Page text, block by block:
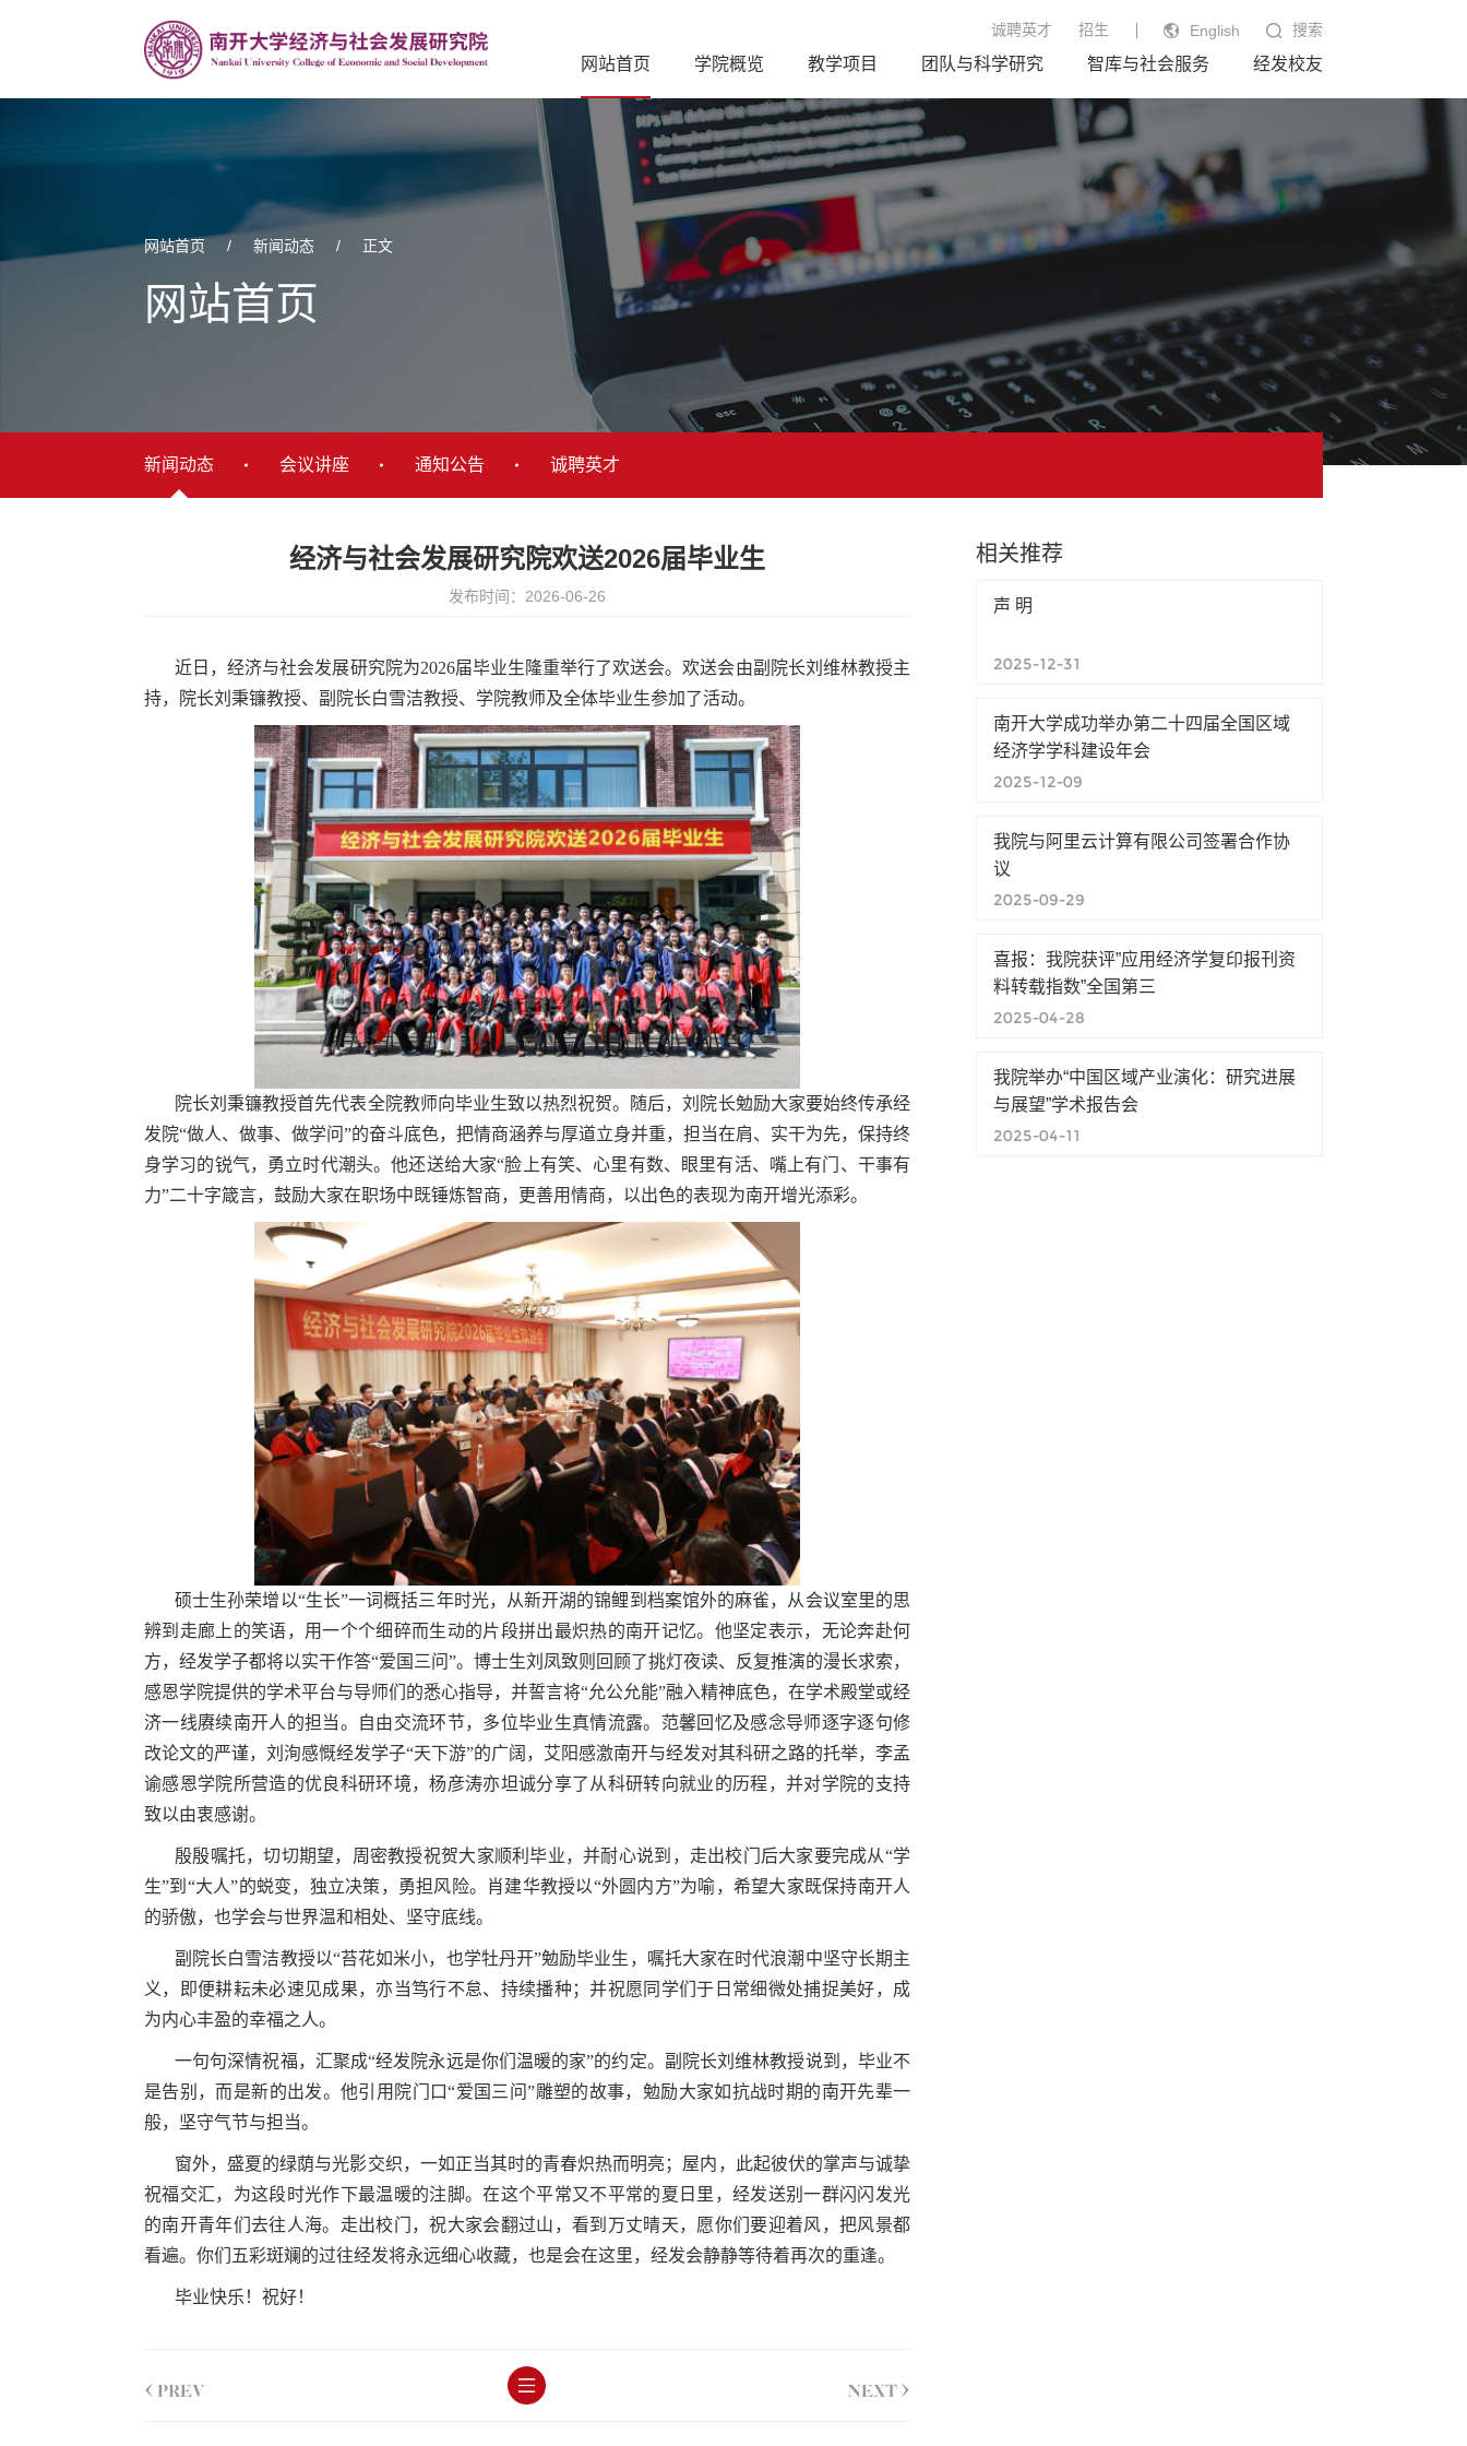
诚聘英才 招生 English 搜索
网站首页 学院概览 教学项目 团队与科学研究 智库与社会服务 经发校友
网站首页 / 新闻动态 / 正文
网站首页
新闻动态 会议讲座 通知公告 诚聘英才
经济与社会发展研究院欢送2026届毕业生
发布时间：2026-06-26
近日，经济与社会发展研究院为2026届毕业生隆重举行了欢送会。欢送会由副院长刘维林教授主
持，院长刘秉镰教授、副院长白雪洁教授、学院教师及全体毕业生参加了活动。
院长刘秉镰教授首先代表全院教师向毕业生致以热烈祝贺。随后，刘院长勉励大家要始终传承经
发院“做人、做事、做学问”的奋斗底色，把情商涵养与厚道立身并重，担当在肩、实干为先，保持终
身学习的锐气，勇立时代潮头。他还送给大家“脸上有笑、心里有数、眼里有活、嘴上有门、干事有
力”二十字箴言，鼓励大家在职场中既锤炼智商，更善用情商，以出色的表现为南开增光添彩。
硕士生孙荣增以“生长”一词概括三年时光，从新开湖的锦鲤到档案馆外的麻雀，从会议室里的思
辨到走廊上的笑语，用一个个细碎而生动的片段拼出最炽热的南开记忆。他坚定表示，无论奔赴何
方，经发学子都将以实干作答“爱国三问”。博士生刘凤致则回顾了挑灯夜读、反复推演的漫长求索，
感恩学院提供的学术平台与导师们的悉心指导，并誓言将“允公允能”融入精神底色，在学术殿堂或经
济一线赓续南开人的担当。自由交流环节，多位毕业生真情流露。范馨回忆及感念导师逐字逐句修
改论文的严谨，刘洵感慨经发学子“天下游”的广阔，艾阳感激南开与经发对其科研之路的托举，李孟
谕感恩学院所营造的优良科研环境，杨彦涛亦坦诚分享了从科研转向就业的历程，并对学院的支持
致以由衷感谢。
殷殷嘱托，切切期望，周密教授祝贺大家顺利毕业，并耐心说到，走出校门后大家要完成从“学
生”到“大人”的蜕变，独立决策，勇担风险。肖建华教授以“外圆内方”为喻，希望大家既保持南开人
的骄傲，也学会与世界温和相处、坚守底线。
副院长白雪洁教授以“苔花如米小，也学牡丹开”勉励毕业生，嘱托大家在时代浪潮中坚守长期主
义，即便耕耘未必速见成果，亦当笃行不怠、持续播种；并祝愿同学们于日常细微处捕捉美好，成
为内心丰盈的幸福之人。
一句句深情祝福，汇聚成“经发院永远是你们温暖的家”的约定。副院长刘维林教授说到，毕业不
是告别，而是新的出发。他引用院门口“爱国三问”雕塑的故事，勉励大家如抗战时期的南开先辈一
般，坚守气节与担当。
窗外，盛夏的绿荫与光影交织，一如正当其时的青春炽热而明亮；屋内，此起彼伏的掌声与诚挚
祝福交汇，为这段时光作下最温暖的注脚。在这个平常又不平常的夏日里，经发送别一群闪闪发光
的南开青年们去往人海。走出校门，祝大家会翻过山，看到万丈晴天，愿你们要迎着风，把风景都
看遍。你们五彩斑斓的过往经发将永远细心收藏，也是会在这里，经发会静静等待着再次的重逢。
毕业快乐！祝好！
< PREV NEXT >
相关推荐
声 明
2025-12-31
南开大学成功举办第二十四届全国区域
经济学学科建设年会
2025-12-09
我院与阿里云计算有限公司签署合作协
议
2025-09-29
喜报：我院获评”应用经济学复印报刊资
料转载指数”全国第三
2025-04-28
我院举办“中国区域产业演化：研究进展
与展望”学术报告会
2025-04-11